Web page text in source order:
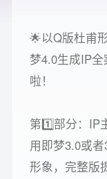
🌟以Q版杜甫
梦4.0生成IP
啦！
第1️⃣部分：IP
用即梦3.0或
形象，完整版